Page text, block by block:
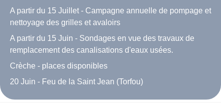
A partir du 15 Juillet - Campagne annuelle de pompage et
nettoyage des grilles et avaloirs
A partir du 15 Juin - Sondages en vue des travaux de
remplacement des canalisations d'eaux usées.
Crèche - places disponibles
20 Juin - Feu de la Saint Jean (Torfou)